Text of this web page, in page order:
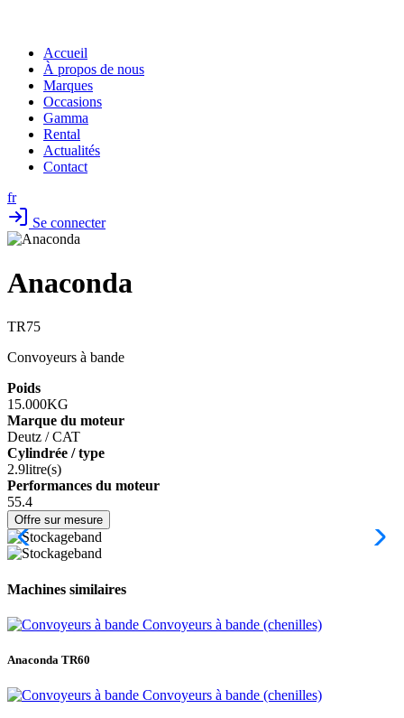
Accueil
À propos de nous
Marques
Occasions
Gamma
Rental
Actualités
Contact
fr
Se connecter
Anaconda
TR75
Convoyeurs à bande
Poids
15.000KG
Marque du moteur
Deutz / CAT
Cylindrée / type
2.9litre(s)
Performances du moteur
55.4
Offre sur mesure
Machines similaires
Convoyeurs à bande (chenilles)
Anaconda TR60
Convoyeurs à bande (chenilles)